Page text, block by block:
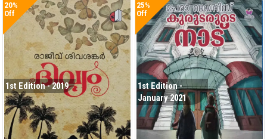
20%
Off
1st Edition - 2019
25%
Off
1st Edition -
January 2021